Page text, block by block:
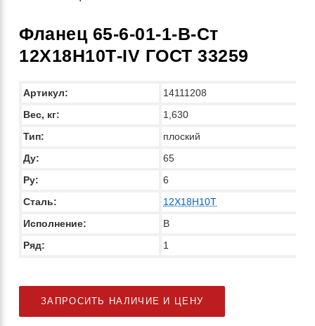
Фланец 65-6-01-1-B-Ст
12Х18Н10Т-IV ГОСТ 33259
Артикул:
14111208
Вес, кг:
1,630
Тип:
плоский
Ду:
65
Ру:
6
Сталь:
12Х18Н10Т
Исполнение:
B
Ряд:
1
ЗАПРОСИТЬ НАЛИЧИЕ И ЦЕНУ